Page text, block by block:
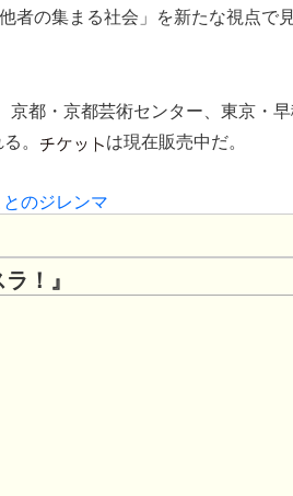
者の集まる社会」を新たな視点で
都・京都芸術センター、東京・
。
は現在販売中だ。
のジレンマ
！』